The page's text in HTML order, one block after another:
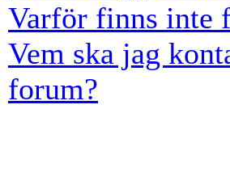
Varför finns inte
Vem ska jag
forum?